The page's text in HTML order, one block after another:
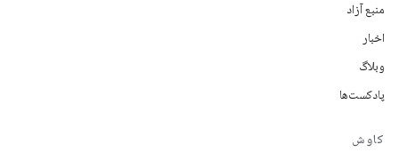
منبع آزاد
اخبار
وبلاگ
پادکست‌ها
کاوش